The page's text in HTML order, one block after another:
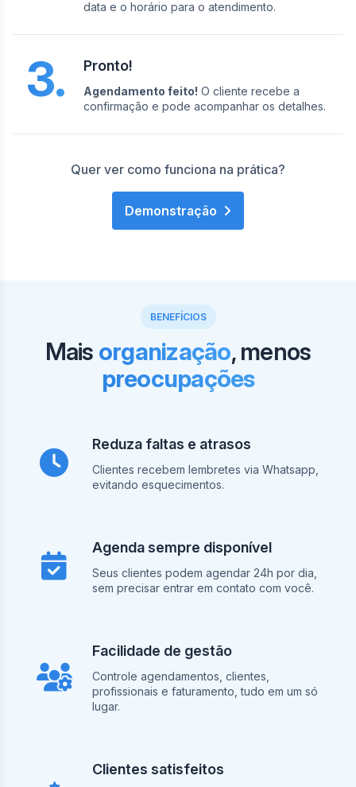
data e o horário para o atendimento.
3. Pronto!
Agendamento feito! O cliente recebe a
confirmação e pode acompanhar os detalhes.
Quer ver como funciona na prática?
Demonstração
BENEFÍCIOS
Mais organização, menos
preocupações
Reduza faltas e atrasos
Clientes recebem lembretes via Whatsapp,
evitando esquecimentos.
Agenda sempre disponível
Seus clientes podem agendar 24h por dia,
sem precisar entrar em contato com você.
Facilidade de gestão
Controle agendamentos, clientes,
profissionais e faturamento, tudo em um só
lugar.
Clientes satisfeitos